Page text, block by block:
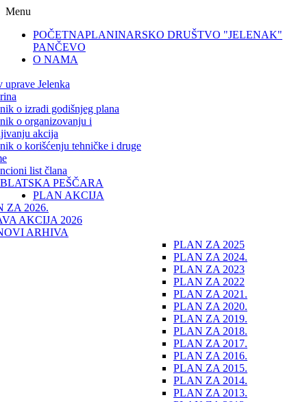
Menu
POČETNAPLANINARSKO DRUŠTVO "JELENAK"
PANČEVO
O NAMA
uprave Jelenka
o izradi godišnjeg plana
o organizovanju i
akcija
o korišćenju tehničke i druge
list člana
PEŠČARA
PLAN AKCIJA
ZA 2026.
AKCIJA 2026
ARHIVA
PLAN ZA 2025
PLAN ZA 2024.
PLAN ZA 2023
PLAN ZA 2022
PLAN ZA 2021.
PLAN ZA 2020.
PLAN ZA 2019.
PLAN ZA 2018.
PLAN ZA 2017.
PLAN ZA 2016.
PLAN ZA 2015.
PLAN ZA 2014.
PLAN ZA 2013.